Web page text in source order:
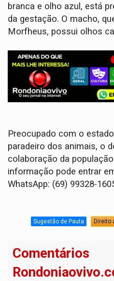
branca e olho azul, está
da gestação. O macho,
Morfheus, possui olhos
Preocupado com o
paradeiro dos animais, o
colaboração da
informação pode entrar
WhatsApp: (69) 99328-
Sugestão de Pauta Direito
Comentários